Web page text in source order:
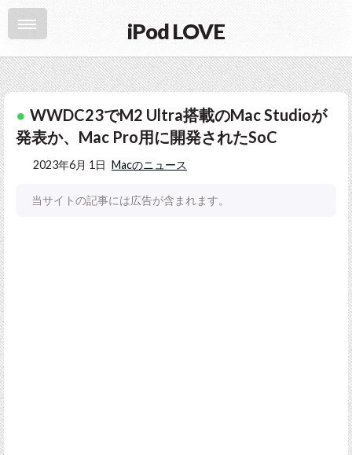
iPod LOVE
WWDC23でM2 Ultra搭載のMac Studioが
発表か、Mac Pro用に開発されたSoC
2023年6月 1日 Macのニュース
当サイトの記事には広告が含まれます。